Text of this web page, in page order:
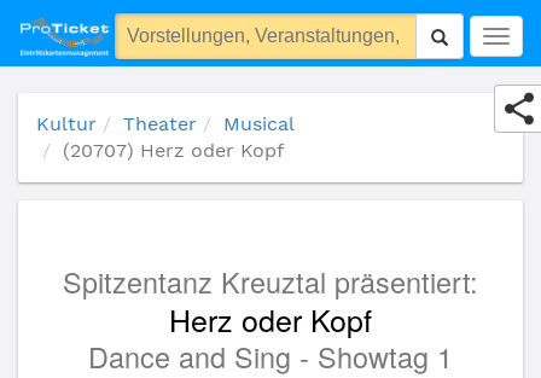
(20707) Herz oder Kopf
Kultur Theater
Musical
(20707) Herz oder Kopf
Spitzentanz Kreuztal präsentiert:
Herz oder Kopf
Dance and Sing - Showtag 1